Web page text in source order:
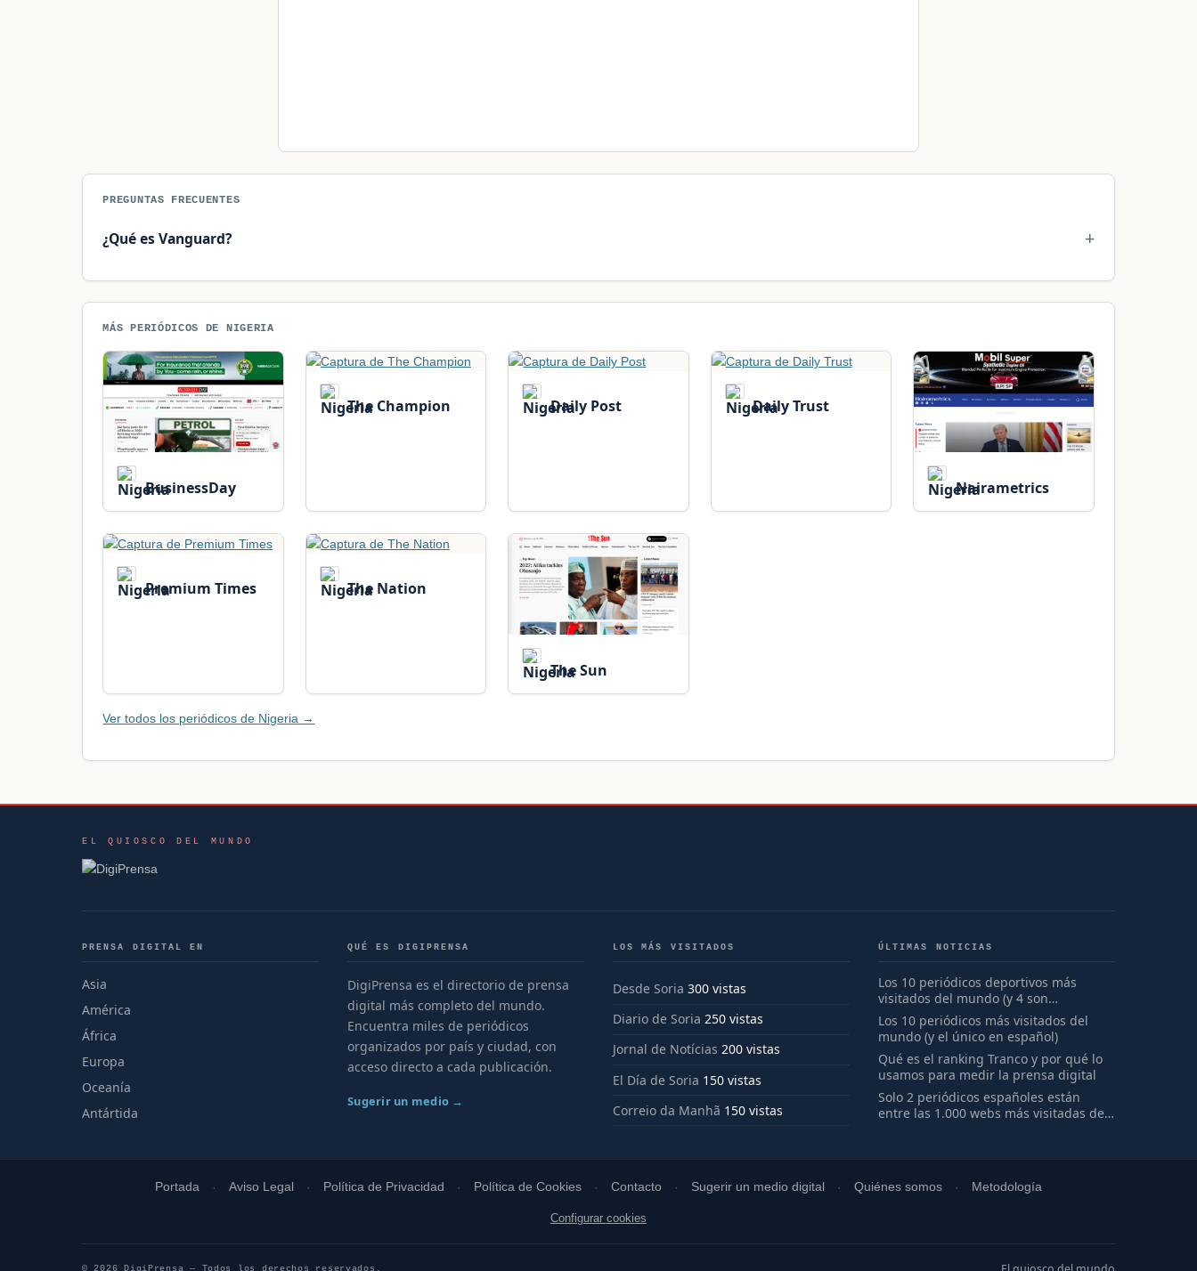
PREGUNTAS FRECUENTES
¿Qué es Vanguard?
MÁS PERIÓDICOS DE NIGERIA
BusinessDay
The Champion Daily Post Daily Trust
Nairametrics
Premium Times The Nation
The Sun
Ver todos los periódicos de Nigeria →
EL QUIOSCO DEL MUNDO
PRENSA DIGITAL EN
Asia
América
África
Europa
Oceanía
Antártida
QUÉ ES DIGIPRENSA
DigiPrensa es el directorio de prensa
digital más completo del mundo.
Encuentra miles de periódicos
organizados por país y ciudad, con
acceso directo a cada publicación.
Sugerir un medio →
LOS MÁS VISITADOS
Desde Soria 300 vistas
Diario de Soria 250 vistas
Jornal de Notícias 200 vistas
El Día de Soria 150 vistas
Correio da Manhã 150 vistas
ÚLTIMAS NOTICIAS
Los 10 periódicos deportivos más
visitados del mundo (y 4 son
españoles)
Los 10 periódicos más visitados del
mundo (y el único en español)
Qué es el ranking Tranco y por qué lo
usamos para medir la prensa digital
Solo 2 periódicos españoles están
entre las 1.000 webs más visitadas del
Portada Aviso Legal Política de Privacidad Política de Cookies Contacto Sugerir un medio digital Quiénes somos Metodología
Configurar cookies
© 2026 DigiPrensa — Todos los derechos reservados.